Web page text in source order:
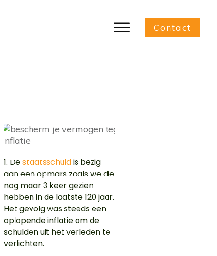
Contact
1. Destaatsschuldis bezig
aan een opmars zoals we die
nog maar 3 keer gezien
hebben in de laatste 120 jaar.
Het gevolg was steeds een
oplopende inflatie om de
schulden uit het verleden te
verlichten.